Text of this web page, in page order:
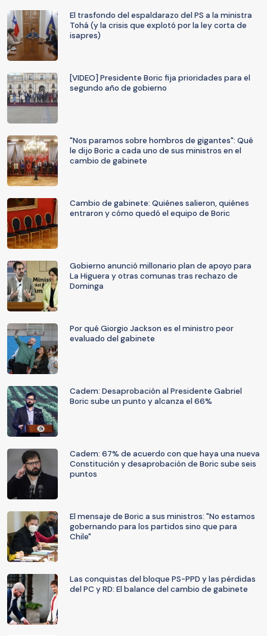
El trasfondo del espaldarazo del PS a la ministra
Tohá (y la crisis que explotó por la ley corta de
isapres)
[VIDEO] Presidente Boric fija prioridades para el
segundo año de gobierno
"Nos paramos sobre hombros de gigantes": Qué
le dijo Boric a cada uno de sus ministros en el
cambio de gabinete
Cambio de gabinete: Quiénes salieron, quiénes
entraron y cómo quedó el equipo de Boric
Gobierno anunció millonario plan de apoyo para
La Higuera y otras comunas tras rechazo de
Dominga
Por qué Giorgio Jackson es el ministro peor
evaluado del gabinete
Cadem: Desaprobación al Presidente Gabriel
Boric sube un punto y alcanza el 66%
Cadem: 67% de acuerdo con que haya una nueva
Constitución y desaprobación de Boric sube seis
puntos
El mensaje de Boric a sus ministros: "No estamos
gobernando para los partidos sino que para
Chile"
Las conquistas del bloque PS-PPD y las pérdidas
del PC y RD: El balance del cambio de gabinete